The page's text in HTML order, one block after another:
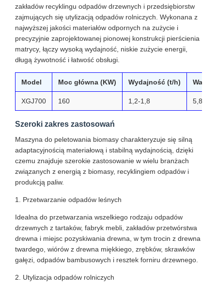
zakładów recyklingu odpadów drzewnych i przedsiębiorstw
zajmujących się utylizacją odpadów rolniczych. Wykonana z
najwyższej jakości materiałów odpornych na zużycie i
precyzyjnie zaprojektowanej pionowej konstrukcji pierścienia
matrycy, łączy wysoką wydajność, niskie zużycie energii,
długą żywotność i łatwość obsługi.
Model Moc główna (KW) Wydajność (t/h) Waga
XGJ700 160 1,2-1,8 5,8
Szeroki zakres zastosowań
Maszyna do peletowania biomasy charakteryzuje się silną
adaptacyjnością materiałową i stabilną wydajnością, dzięki
czemu znajduje szerokie zastosowanie w wielu branżach
związanych z energią z biomasy, recyklingiem odpadów i
produkcją paliw.
1. Przetwarzanie odpadów leśnych
Idealna do przetwarzania wszelkiego rodzaju odpadów
drzewnych z tartaków, fabryk mebli, zakładów przetwórstwa
drewna i miejsc pozyskiwania drewna, w tym trocin z drewna
twardego, wiórów z drewna miękkiego, zrębków, skrawków
gałęzi, odpadów bambusowych i resztek forniru drzewnego.
2. Utylizacja odpadów rolniczych